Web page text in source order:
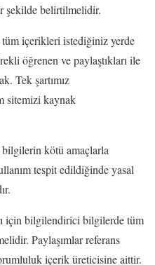
şekilde belirtilmelidir.
içerikleri istediğiniz yerde
öğrenen ve paylaştıkları ile
Tek şartımız
sitemizi kaynak
kötü amaçlarla
tespit edildiğinde yasal
için bilgilendirici bilgilerde tüm
Paylaşımlar referans
içerik üreticisine aittir.